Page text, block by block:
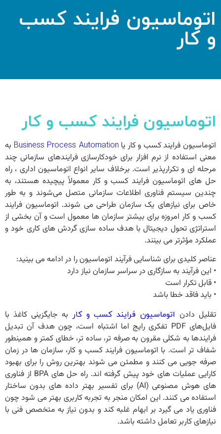
اتوماسیون فرایند کسب
و کار
اتوماسیون فرایند کسب و کار
اتوماسیون فرایند کسب و کار یا Business Process Automation
به
معنی استفاده از نرم افزار برای خودکارسازی فرایندهای سازمانی چند
مرحله ای و تکرارپذیر است. برخلاف سایر انواع اتوماسیون اداری ، راه
‌حل ‌های اتوماسیون فرایند کسب و کار معمولاً پیچیده هستند، به
چندین سیستم فناوری اطلاعات سازمانی متصل می‌شوند و به طور
خاص برای نیازهای یک سازمان طراحی می ‌شوند. اتوماسیون فرایند
کسب و کار امروزه برای بیشتر سازمان‌ ها معمول است و آن بخشی از
استراتژی تحول دیجیتال با هدف ساده ‌سازی گردش ‌های کاری خود و
عملکرد مؤثرتر می بینند.
عناصر کلیدی برای شناسایی فرآیند اتوماسیون را در ادامه می بینید:
• این فرآیند به سازگاری در سراسر سازمان نیاز دارد
• قابل تکرار است
• باید فاقد خطا باشد
تقلیل دادناتوماسیون فرایند کسب و کار به جایگزینی کاغذ با
فایل‌های PDF تفکری رایج اما اشتباه است، چون هدف آن تبدیل
فرایندها به شکلی مقرون به صرفه ‌تر، ساده ‌تر، خطای کمتر و همینطور
شفاف‌ تر است. با اتوماسیون فرایند کسب و کار، سازمان ها در زمان
صرفه جویی می کنند و مطمئن می شوند بهترین روش را برای بهبود
کارایی عملیات های خود پیش گرفته اند. راه حل های BPA از فناوری
های هوش مصنوعی (AI) برای تفسیر بهتر داده های بدون ساختار
استفاده می کنند. این امکان منجر به تجربه کاربری بهتر می‌ شود چون
فناوری یاد می ‌گیرد بر ابهام غلبه کند و بدون نیاز به متخصص فنی با
نیازهای کاربر تعامل داشته باشد.